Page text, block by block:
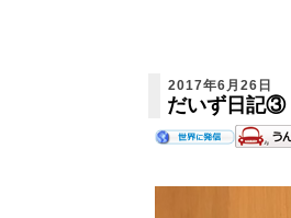
2017年6月26日
だいず日記③